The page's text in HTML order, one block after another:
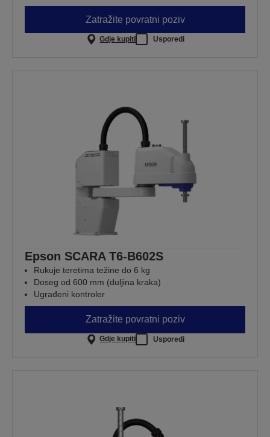
Zatražite povratni poziv
Gdje kupiti Usporedi
Epson SCARA T6-B602S
Rukuje teretima težine do 6 kg
Doseg od 600 mm (duljina kraka)
Ugrađeni kontroler
Zatražite povratni poziv
Gdje kupiti Usporedi